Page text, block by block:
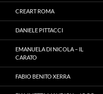
CREART ROMA
DANIELE PITTACCI
EMANUELA DI NICOLA – IL
CARATO
FABIO BENITO XERRA